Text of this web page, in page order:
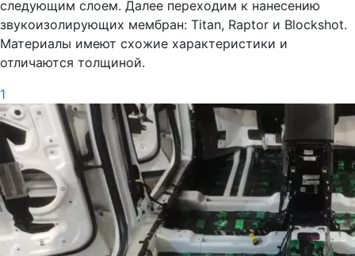
следующим слоем. Далее переходим к нанесению
звукоизолирующих мембран: Titan, Raptor и Blockshot.
Материалы имеют схожие характеристики и
отличаются толщиной.
1